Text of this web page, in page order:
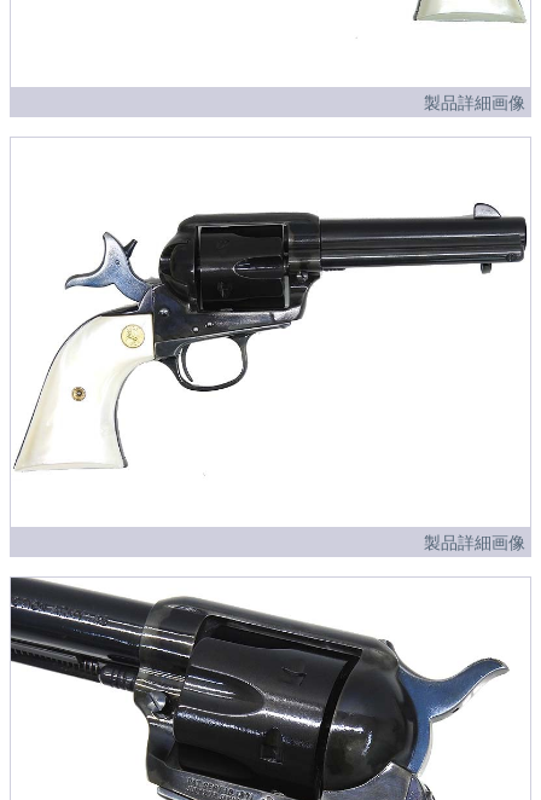
製品詳細画像
製品詳細画像